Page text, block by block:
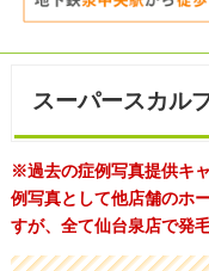
スーパースカル
※過去の症例写真提供キ
例写真として他店舗のホ
すが、全て仙台泉店で発